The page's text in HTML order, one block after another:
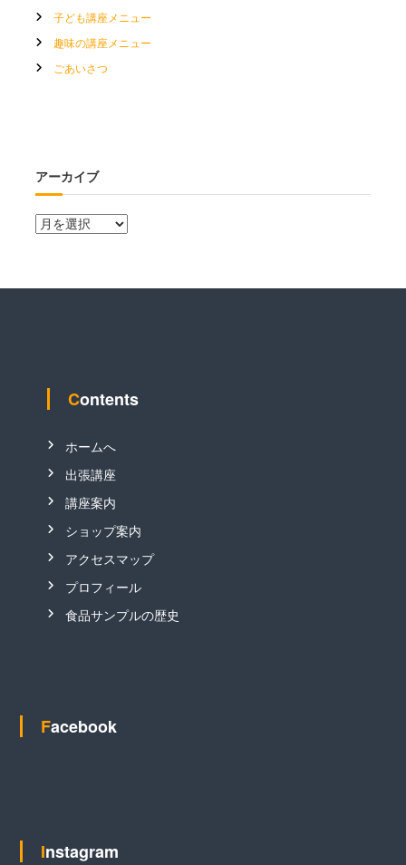
子ども講座メニュー
趣味の講座メニュー
ごあいさつ
アーカイブ
Contents
ホームへ
出張講座
講座案内
ショップ案内
アクセスマップ
プロフィール
食品サンプルの歴史
Facebook
Instagram